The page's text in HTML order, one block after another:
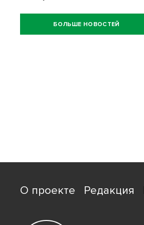
БОЛЬШЕ НОВОСТЕЙ
О проекте Редакция